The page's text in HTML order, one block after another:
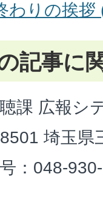
わりの挨
記事に
課 広報シ
埼玉県
：048-